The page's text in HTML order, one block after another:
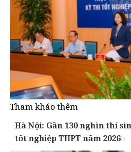
Tham khảo thêm
Hà Nội: Gần 130 nghìn thí
tốt nghiệp THPT năm 2026